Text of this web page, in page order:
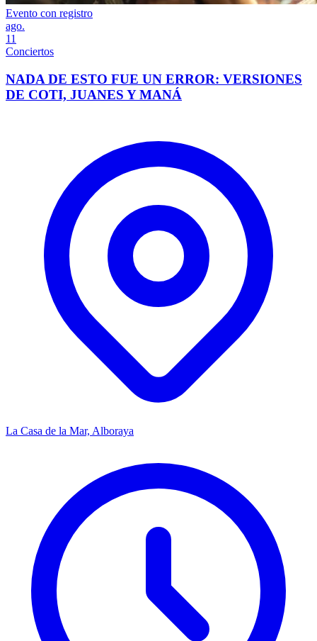
Evento con registro
ago.
11
Conciertos
NADA DE ESTO FUE UN ERROR: VERSIONES
DE COTI, JUANES Y MANÁ
La Casa de la Mar, Alboraya